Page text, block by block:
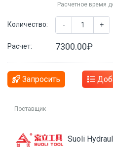
Расчетное время
Количество: - +
Расчет: 7300.00₽
Запросить
Поставщик
Suoli